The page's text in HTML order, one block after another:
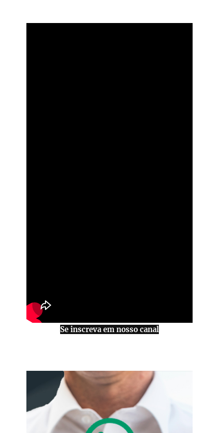
Se inscreva em nosso canal